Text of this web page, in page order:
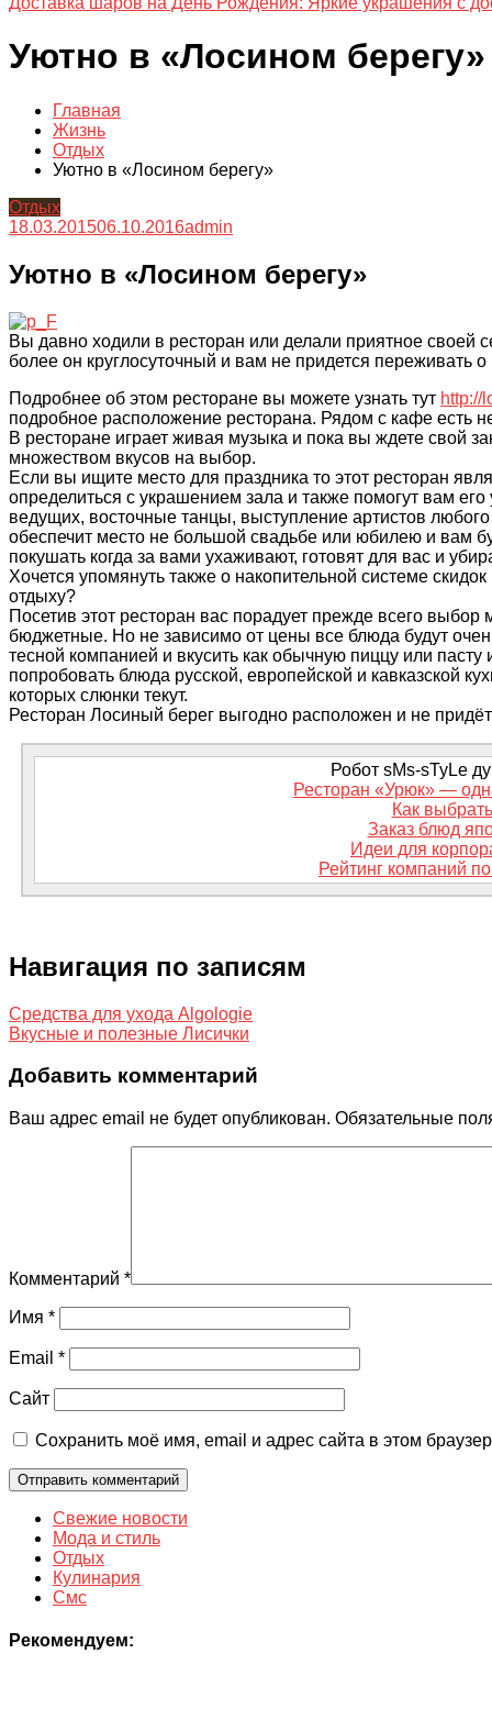
Уютно в «Лосином берегу»
Главная
Жизнь
Отдых
Уютно в «Лосином берегу»
Отдых
18.03.201506.10.2016admin
Уютно в «Лосином берегу»
Вы давно ходили в ресторан или делали приятное своей
более он круглосуточный и вам не придется переживать
Подробнее об этом ресторане вы можете узнать тут http://
подробное расположение ресторана. Рядом с кафе есть
В ресторане играет живая музыка и пока вы ждете свой
множеством вкусов на выбор.
Если вы ищите место для праздника то этот ресторан
определиться с украшением зала и также помогут вам
ведущих, восточные танцы, выступление артистов
обеспечит место не большой свадьбе или юбилею и вам
покушать когда за вами ухаживают, готовят для вас и
Хочется упомянуть также о накопительной системе
отдыху?
Посетив этот ресторан вас порадует прежде всего
бюджетные. Но не зависимо от цены все блюда будут
тесной компанией и вкусить как обычную пиццу или
попробовать блюда русской, европейской и кавказской
которых слюнки текут.
Ресторан Лосиный берег выгодно расположен и не
Робот sMs-sTyLe
Ресторан «Урюк» —
Как
Заказ блюд
Идеи для
Рейтинг компаний
Навигация по записям
Средства для ухода Algologie
Вкусные и полезные Лисички
Добавить комментарий
Ваш адрес email не будет опубликован. Обязательные
Комментарий *
Имя *
Email *
Сайт
Сохранить моё имя, email и адрес сайта в этом
Свежие новости
Мода и стиль
Отдых
Кулинария
Смс
Рекомендуем: